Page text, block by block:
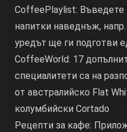
CoffeePlaylist: Въведете
напитки наведнъж,
уредът ще ги подготви
CoffeeWorld: 17
специалитети са на
от австралийско Flat
колумбийски Cortado
Рецепти за кафе: